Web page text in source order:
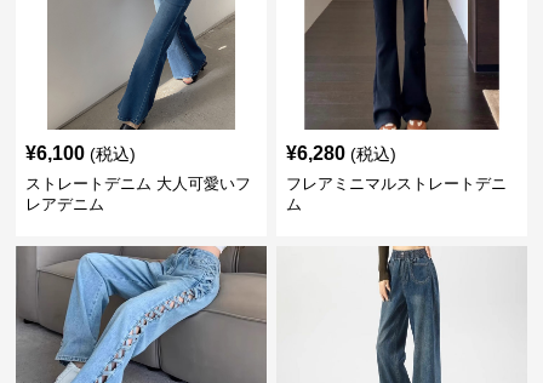
¥6,100 (税込)
ストレートデニム 大人可愛いフ
レアデニム
¥6,280 (税込)
フレアミニマルストレートデニ
ム